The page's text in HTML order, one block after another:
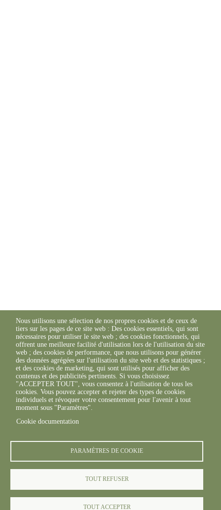
Nous utilisons une sélection de nos propres cookies et de ceux de
tiers sur les pages de ce site web : Des cookies essentiels, qui sont
nécessaires pour utiliser le site web ; des cookies fonctionnels, qui
offrent une meilleure facilité d'utilisation lors de l'utilisation du site
web ; des cookies de performance, que nous utilisons pour générer
des données agrégées sur l'utilisation du site web et des statistiques ;
et des cookies de marketing, qui sont utilisés pour afficher des
contenus et des publicités pertinents. Si vous choisissez
"ACCEPTER TOUT", vous consentez à l'utilisation de tous les
cookies. Vous pouvez accepter et rejeter des types de cookies
individuels et révoquer votre consentement pour l'avenir à tout
moment sous "Paramètres".
Cookie documentation
PARAMÈTRES DE COOKIE
TOUT REFUSER
TOUT ACCEPTER